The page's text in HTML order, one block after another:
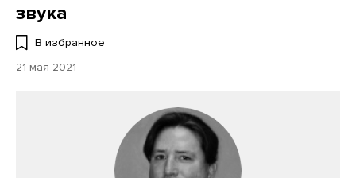
звука
В избранное
21 мая 2021